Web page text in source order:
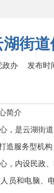
湖街
政办 发布时
简介
，是云湖街
造服务型机
，内设民政
员和电脑、